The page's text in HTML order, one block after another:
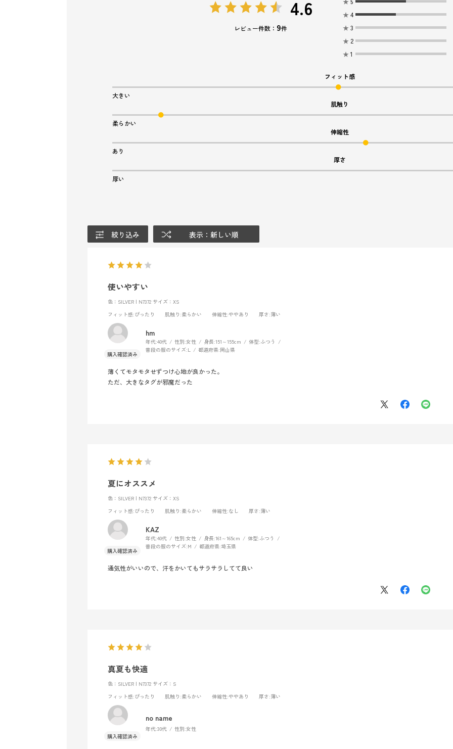
4.6
レビュー件数： 9件
★ 4
★ 3
★ 2
★ 1
フィット感
大きい
肌触り
柔らかい
伸縮性
あり
厚さ
厚い
絞り込み 表示：新しい順
使いやすい
色：SILVER | N7372 サイズ：XS
フィット感:ぴったり 肌触り :柔らかい 伸縮性:ややあり 厚さ:薄い
hm
年代:40代 性別:女性 身長:151～155cm 体型:ふつう
普段の服のサイズ:L 都道府県:岡山県
薄くてモタモタせずつけ心地が良かった。
ただ、大きなタグが邪魔だった
夏にオススメ
色：SILVER | N7372 サイズ：XS
フィット感:ぴったり 肌触り :柔らかい 伸縮性:なし 厚さ:薄い
KAZ
年代:40代 性別:女性 身長:161～165cm 体型:ふつう
普段の服のサイズ:M 都道府県:埼玉県
通気性がいいので、汗をかいてもサラサラしてて良い
真夏も快適
色：SILVER | N7372 サイズ：S
フィット感:ぴったり 肌触り :柔らかい 伸縮性:ややあり 厚さ:薄い
no name
年代:30代 性別:女性